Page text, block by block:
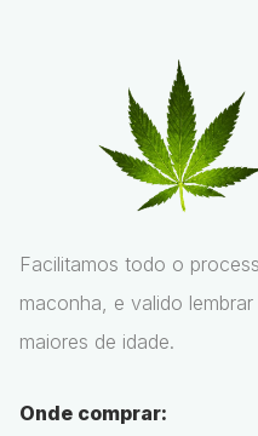
Facilitamos todo o
maconha, e valido
maiores de idade.
Onde comprar: